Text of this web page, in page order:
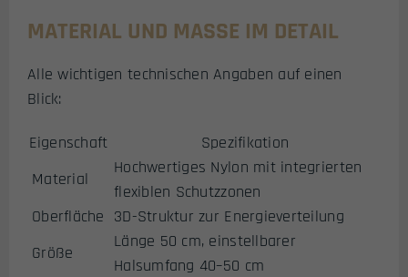
MATERIAL UND MASSE IM DETAIL
Alle wichtigen technischen Angaben auf einen
Blick:
Eigenschaft
Spezifikation
Material
Hochwertiges Nylon mit integrierten
flexiblen Schutzzonen
Oberfläche 3D-Struktur zur Energieverteilung
Größe
Länge 50 cm, einstellbarer
Halsumfang 40–50 cm